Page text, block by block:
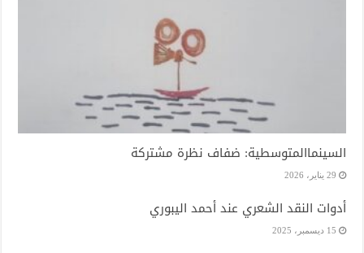
السينماالمتوسطية: ضفاف نظرة مشتركة
29 يناير، 2026
أدوات النقد الشعري عند أحمد اليبوري
15 ديسمبر، 2025